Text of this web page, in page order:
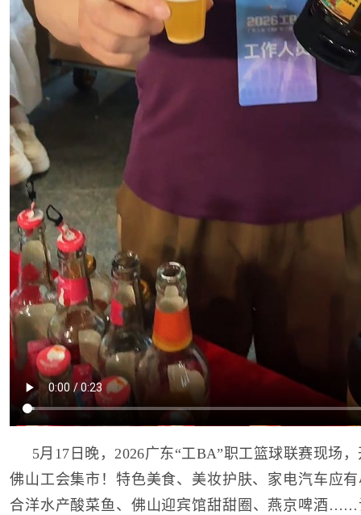
5月17日晚，2026广东“工BA”职工篮球联赛现场
佛山工会集市！特色美食、美妆护肤、家电汽车应
合洋水产酸菜鱼、佛山迎宾馆甜甜圈、燕京啤酒